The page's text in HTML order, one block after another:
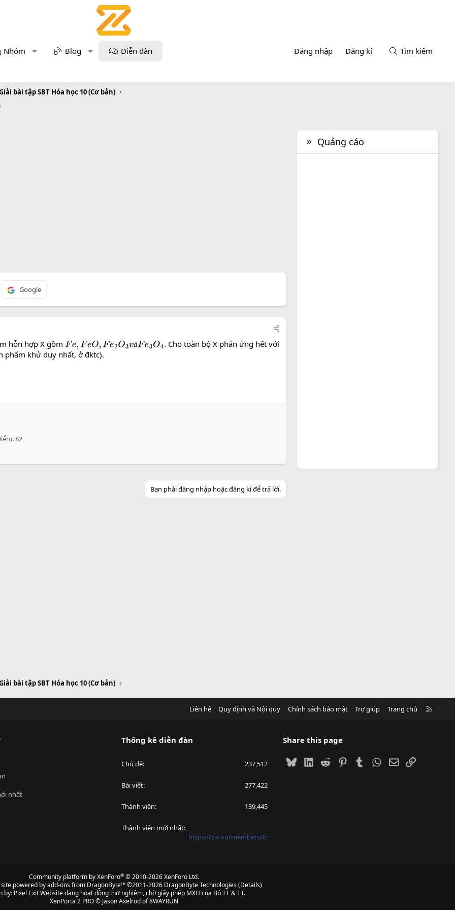
Nhóm Blog Diễn đàn Đăng nhập Đăng kí Tìm kiếm
bài tập SBT Hóa học 10 (Cơ bản)
Google
hỗn hợp X gồm à
Fe,F eO,Fe2O3vàFe3O4
. Cho toàn bộ X phản ứng hết với
phẩm khử duy nhất, ở đktc).
82
Bạn phải đăng nhập hoặc đăng kí để trả lời.
Quảng cáo
bài tập SBT Hóa học 10 (Cơ bản)
Liên hệ Quy định và Nội quy Chính sách bảo mật Trợ giúp Trang chủ
nhất
Thống kê diễn đàn
Chủ đề 237,512
Bài viết 277,422
Thành viên 139,445
Thành viên mới nhất
https://zix.vn/members/tr
Share this page
BlueskyLinkedIn
Reddit PinterestTumblrWhatsApp
EmailLink
Community platform by XenForo® © 2010-2026 XenForo Ltd.
powered byadd-ons from DragonByte™©2011-2026 DragonByte Technologies(Details)
by: Pixel ExitWebsite đang hoạt động thử nghiệm, chờ giấy phép MXH của Bộ TT & TT.
XenPorta 2 PRO© Jason Axelrod of8WAYRUN